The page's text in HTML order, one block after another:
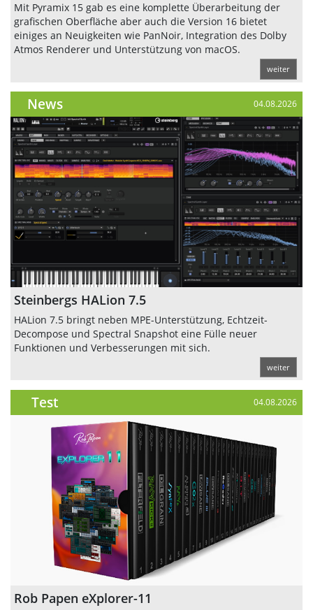
Mit Pyramix 15 gab es eine komplette Überarbeitung der
grafischen Oberfläche aber auch die Version 16 bietet
einiges an Neuigkeiten wie PanNoir, Integration des Dolby
Atmos Renderer und Unterstützung von macOS.
weiter
News 04.08.2026
Steinbergs HALion 7.5
HALion 7.5 bringt neben MPE-Unterstützung, Echtzeit-
Decompose und Spectral Snapshot eine Fülle neuer
Funktionen und Verbesserungen mit sich.
weiter
Test 04.08.2026
Rob Papen eXplorer-11